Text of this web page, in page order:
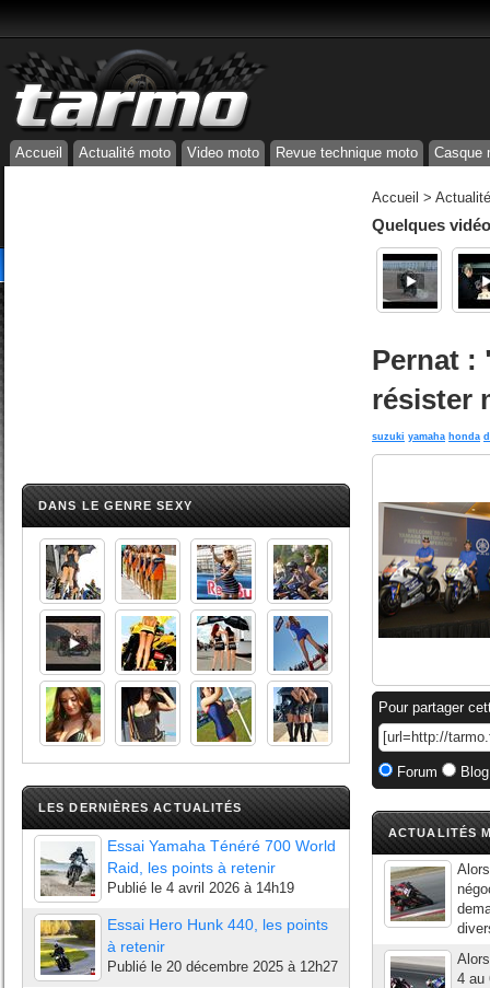
Accueil Actualité moto Video moto Revue technique moto Casque
DANS LE GENRE SEXY
LES DERNIÈRES ACTUALITÉS
Essai Yamaha Ténéré 700 World
Raid, les points à retenir
Publié le 4 avril 2026 à 14h19
Essai Hero Hunk 440, les points
à retenir
Publié le 20 décembre 2025 à 12h27
Accueil >
Quelques
Pernat :
résister
suzuki yamaha honda
Pour partager
Forum
ACTUALITÉS
4 au